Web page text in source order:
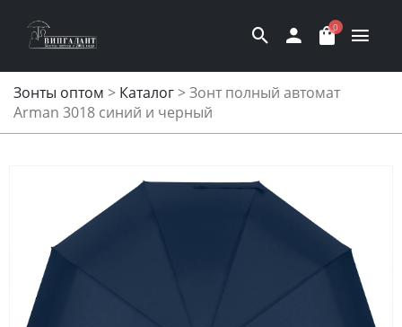
0
Зонты оптом > Каталог>Зонт полный автомат
Arman 3018 синий и черный